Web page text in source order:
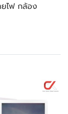
ไฟ กล้อง